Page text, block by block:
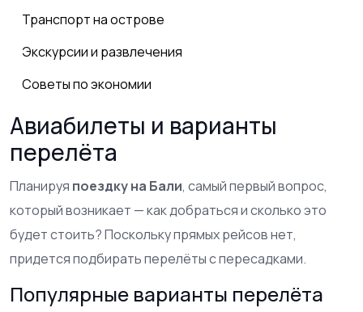
Транспорт на острове
Экскурсии и развлечения
Советы по экономии
Авиабилеты и варианты
перелёта
Планируя поездку на Бали, самый первый вопрос,
который возникает — как добраться и сколько это
будет стоить? Поскольку прямых рейсов нет,
придется подбирать перелёты с пересадками.
Популярные варианты перелёта